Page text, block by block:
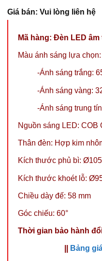
Giá bán: Vui lòng liên hệ
Mã hàng: Đèn LED âm
Màu ánh sáng lựa chọn:
-Ánh sáng trắng:
-Ánh sáng vàng:
-Ánh sáng trung
Nguồn sáng LED: COB
Thân đèn: Hợp kim
Kích thước phủ bì:
Kích thước khoét lỗ:
Chiều dày đế: 58 mm
Góc chiếu: 60°
Thời gian bảo hành
Bảng